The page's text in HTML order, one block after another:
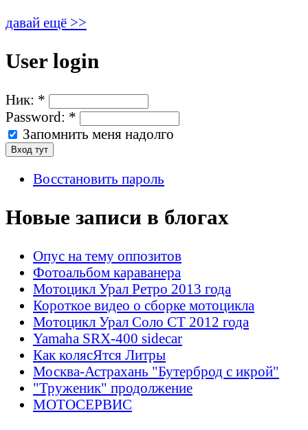
давай ещё >>
User login
Ник: *
Password: *
Запомнить меня надолго
Восстановить пароль
Новые записи в блогах
Опус на тему оппозитов
Фотоальбом караванера
Мотоцикл Урал Ретро 2013 года
Короткое видео о сборке мотоцикла
Мотоцикл Урал Соло СТ 2012 года
Yamaha SRX-400 sidecar
Как колясЯтся Литры
Москва-Астрахань "Бутерброд с икрой"
"Труженик" продолжение
МОТОСЕРВИС